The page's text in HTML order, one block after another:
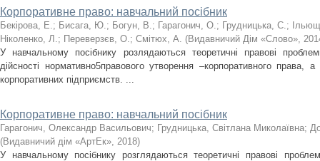
Корпоративне право: навчальний посібник
Бекірова, Е.; Бисага, Ю.; Богун, В.; Гарагонич, О.; Грудницька, С.;
Ніколенко, Л.; Переверзєв, О.; Смітюх, А. (Видавничий Дім «Слово»,
У навчальному посібнику розлядаються теоретичні правові
дійсності нормативно5правового утворення –корпоративного права,
корпоративних підприємств. ...
Корпоративне право: навчальний посібник
Гарагонич, Олександр Васильович; Грудницька, Світлана Миколаївна;
(Видавничий дім «АртЕк», 2018)
У навчальному посібнику розглядаються теоретичні правові